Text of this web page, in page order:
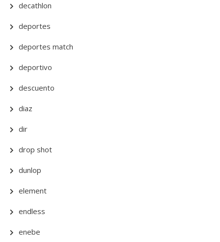
decathlon
deportes
deportes match
deportivo
descuento
diaz
dir
drop shot
dunlop
element
endless
enebe